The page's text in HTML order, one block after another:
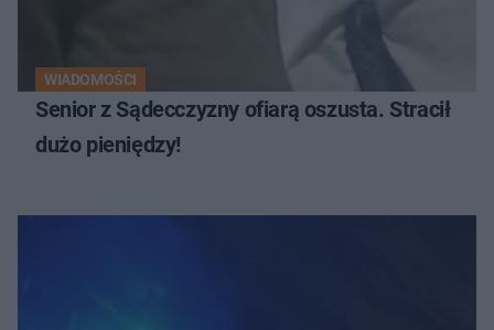
WIADOMOŚCI
Senior z Sądecczyzny ofiarą oszusta. Stracił
dużo pieniędzy!